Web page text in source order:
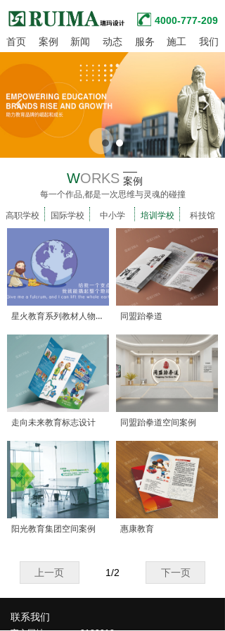
首页 案例 新闻 动态 服务 施工 我们
4000-777-209
星火教育系列教材人物设定 同盟跆拳道
走向未来教育标志设计 同盟跆拳道空间案例
阳光教育集团空间案例 惠康教育
上一页 下一页
1/2
넳 넲
WORKS 案例
每一个作品,都是一次思维与灵魂的碰撞
高职学校 国际学校 中小学 培训学校 科技馆
联系我们